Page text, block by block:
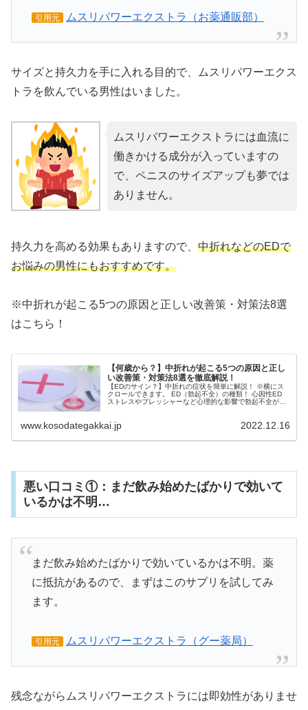
引用元 ムスリパワーエクストラ（お薬通販部）
サイズと持久力を手に入れる目的で、ムスリパワーエクス
トラを飲んでいる男性はいました。
ムスリパワーエクストラには血流に
働きかける成分が入っていますの
で、ペニスのサイズアップも夢では
ありません。
持久力を高める効果もありますので、 中折れなどのEDで
お悩みの男性にもおすすめです。
※中折れが起こる5つの原因と正しい改善策・対策法8選
はこちら！
【何歳から？】中折れが起こる5つの原因と正し
い改善策・対策法8選を徹底解説！
【EDのサイン？】中折れの症状を簡単に解説！ ※横にス
クロールできます。 ED（勃起不全）の種類！ 心因性ED
ストレスやプレッシャーなど心理的な影響で勃起不全が起
www.kosodategakkai.jp 2022.12.16
悪い口コミ①：まだ飲み始めたばかりで効いて
いるかは不明…
まだ飲み始めたばかりで効いているかは不明。薬
に抵抗があるので、まずはこのサプリを試してみ
ます。
引用元 ムスリパワーエクストラ（グー薬局）
残念ながらムスリパワーエクストラには即効性がありませ